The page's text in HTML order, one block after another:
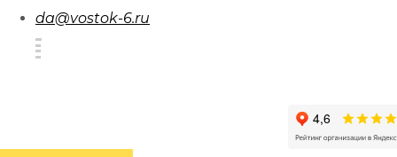
da@vostok-6.ru